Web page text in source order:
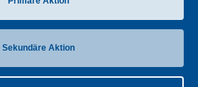
Sekundäre Aktion